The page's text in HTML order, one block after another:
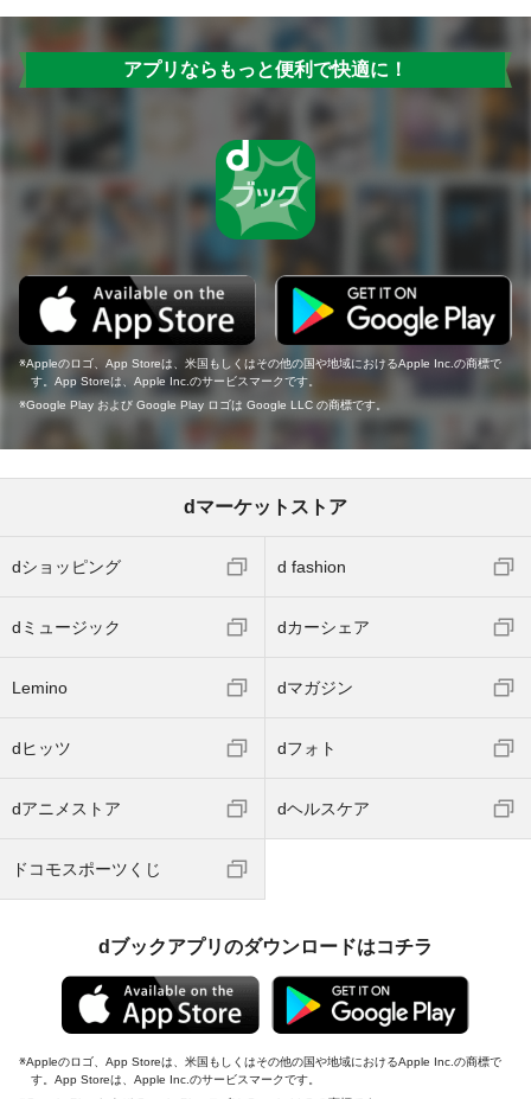
アプリならもっと便利で快適に！
Appleのロゴ、App Storeは、米国もしくはその他の国や地域におけるApple Inc.の商標で
す。App Storeは、Apple Inc.のサービスマークです。
Google Play および Google Play ロゴは Google LLC の商標です。
dマーケットストア
dショッピング d fashion
dミュージック dカーシェア
Lemino dマガジン
dヒッツ dフォト
dアニメストア dヘルスケア
ドコモスポーツくじ
dブックアプリのダウンロードはコチラ
Appleのロゴ、App Storeは、米国もしくはその他の国や地域におけるApple Inc.の商標で
す。App Storeは、Apple Inc.のサービスマークです。